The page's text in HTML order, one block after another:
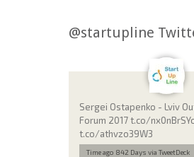
@startupline
Sergei Ostapenko - Lviv
Forum 2017 t.co/
t.co/athvzo39W3
Time ago 842 Days via TweetDeck